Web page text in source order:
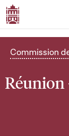
Commission
Réunion